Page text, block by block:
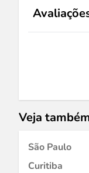
Veja
São Paulo
Curitiba